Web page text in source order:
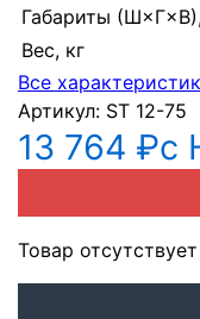
Габариты
Вес, кг
Все
Артикул: ST 12-75
13 764 ₽с
Товар отсутствует